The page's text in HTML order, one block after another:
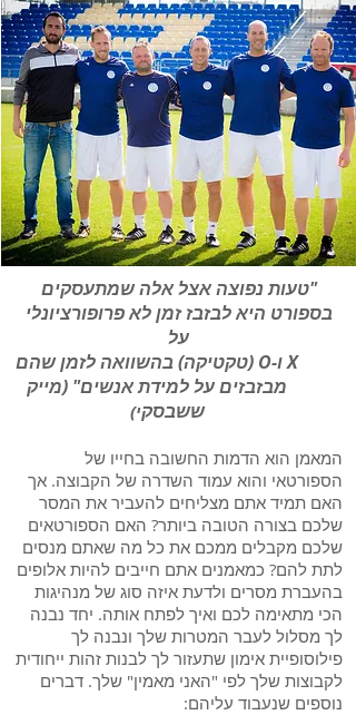
"טעות נפוצה אצל אלה שמתעסקים
בספורט היא לבזבז זמן לא פרופורציונלי
על
X ו-O (טקטיקה) בהשוואה לזמן שהם
מבזבזים על למידת אנשים" (מייק
ששבסקי)
המאמן הוא הדמות החשובה בחייו של
הספורטאי והוא עמוד השדרה של הקבוצה. אך
האם תמיד אתם מצליחים להעביר את המסר
שלכם בצורה הטובה ביותר? האם הספורטאים
שלכם מקבלים ממכם את כל מה שאתם מנסים
לתת להם? כמאמנים אתם חייבים להיות אלופים
בהעברת מסרים ולדעת איזה סוג של מנהיגות
הכי מתאימה לכם ואיך לפתח אותה. יחד נבנה
לך מסלול לעבר המטרות שלך ונבנה לך
פילוסופיית אימון שתעזור לך לבנות זהות ייחודית
לקבוצות שלך לפי "האני מאמין" שלך. דברים
נוספים שנעבוד עליהם: